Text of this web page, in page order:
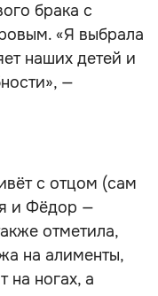
брака с
«Я выбрала
наших детей и
—
с отцом (сам
и Фёдор —
отметила,
на алименты,
на ногах, а